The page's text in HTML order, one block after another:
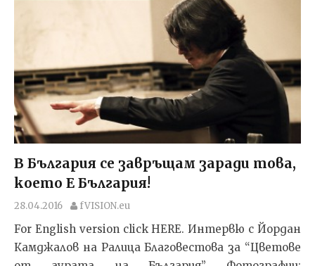
В България се завръщам заради това,
което Е България!
28.04.2016 fVISION.eu
For English version click HERE. Интервю с Йордан
Камджалов на Ралица Благовестова за “Цветове